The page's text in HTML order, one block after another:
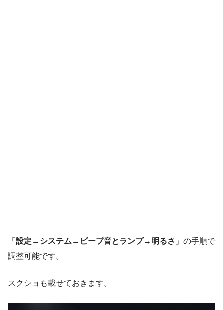
「 設定→システム→ビープ音とランプ→明るさ 」の手順で
調整可能です。
スクショも載せておきます。